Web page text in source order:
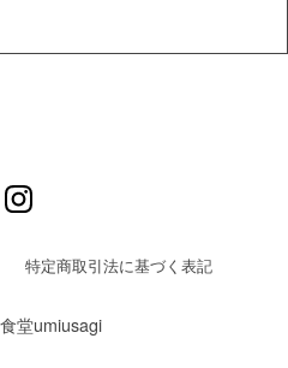
特定商取引法に基づく表記
堂umiusagi